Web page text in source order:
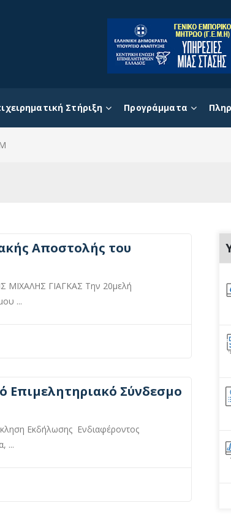
Στήριξη Προγράμματα
Αποστολής του
ΓΙΑΓΚΑΣ Την 20μελή
...
Επιμελητηριακό Σύνδεσμο
Εκδήλωσης Ενδιαφέροντος
...